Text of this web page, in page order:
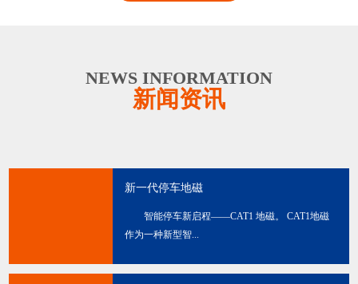
NEWS INFORMATION
新闻资讯
新一代停车地磁
智能停车新启程——CAT1 地磁。 CAT1地磁
作为一种新型智...